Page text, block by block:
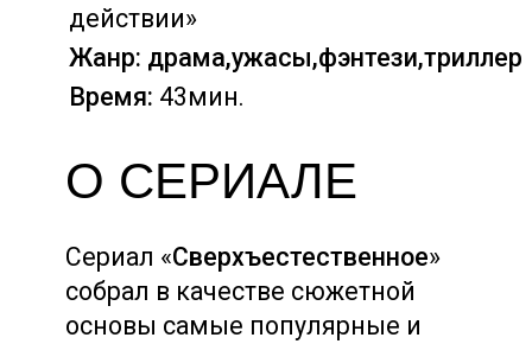
действии»
Жанр: драма,ужасы,фэнтези,триллер
Время: 43мин.
О СЕРИАЛЕ
Сериал «Сверхъестественное»
собрал в качестве сюжетной
основы самые популярные и